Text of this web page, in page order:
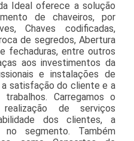
Ideal oferece a solução
de chaveiros, por
Chaves codificadas,
de segredos, Abertura
fechaduras, entre outros
aos investimentos da
e instalações de
a satisfação do cliente e a
Carregamos o
de serviços
dos clientes, a
segmento. Também